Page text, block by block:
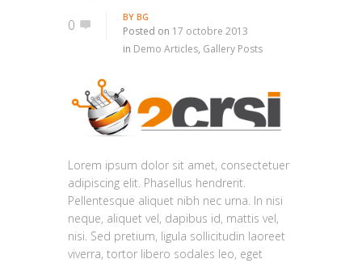
0 BY BG
Posted on 17 octobre 2013
in Demo Articles, Gallery Posts
Lorem ipsum dolor sit amet, consectetuer
adipiscing elit. Phasellus hendrerit.
Pellentesque aliquet nibh nec urna. In nisi
neque, aliquet vel, dapibus id, mattis vel,
nisi. Sed pretium, ligula sollicitudin laoreet
viverra, tortor libero sodales leo, eget